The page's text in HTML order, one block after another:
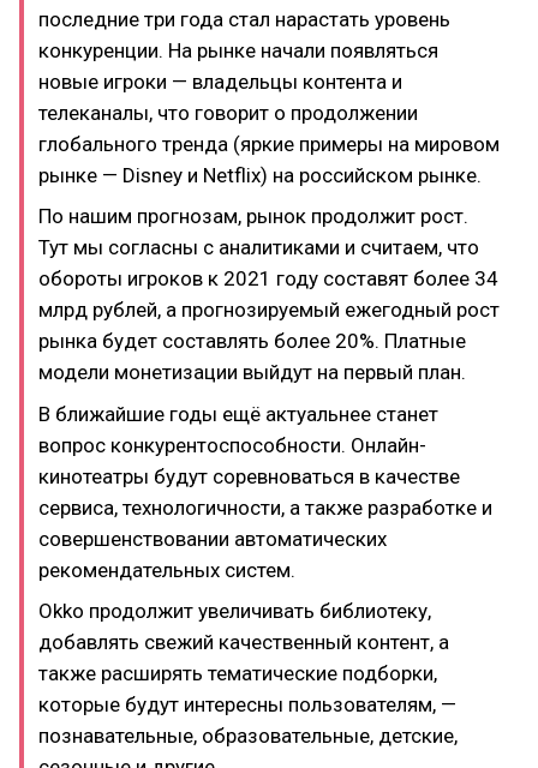
последние три года стал нарастать уровень
конкуренции. На рынке начали появляться
новые игроки — владельцы контента и
телеканалы, что говорит о продолжении
глобального тренда (яркие примеры на мировом
рынке — Disney и Netflix) на российском рынке.
По нашим прогнозам, рынок продолжит рост.
Тут мы согласны с аналитиками и считаем, что
обороты игроков к 2021 году составят более 34
млрд рублей, а прогнозируемый ежегодный рост
рынка будет составлять более 20%. Платные
модели монетизации выйдут на первый план.
В ближайшие годы ещё актуальнее станет
вопрос конкурентоспособности. Онлайн-
кинотеатры будут соревноваться в качестве
сервиса, технологичности, а также разработке и
совершенствовании автоматических
рекомендательных систем.
Okko продолжит увеличивать библиотеку,
добавлять свежий качественный контент, а
также расширять тематические подборки,
которые будут интересны пользователям, —
познавательные, образовательные, детские,